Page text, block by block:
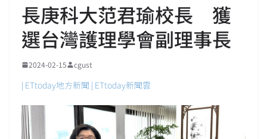
長庚科大范君瑜校長 獲
選台灣護理學會副理事長
2024-02-15 cgust
| ETtoday地方新聞 | ETtoday新聞雲